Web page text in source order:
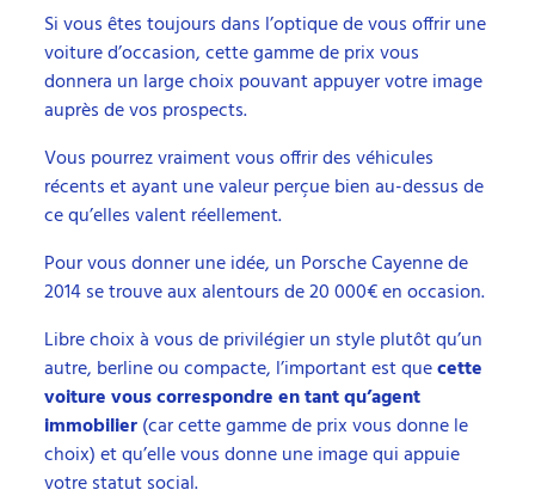
Si vous êtes toujours dans l’optique de vous offrir une
voiture d’occasion, cette gamme de prix vous
donnera un large choix pouvant appuyer votre image
auprès de vos prospects.
Vous pourrez vraiment vous offrir des véhicules
récents et ayant une valeur perçue bien au-dessus de
ce qu’elles valent réellement.
Pour vous donner une idée, un Porsche Cayenne de
2014 se trouve aux alentours de 20 000€ en occasion.
Libre choix à vous de privilégier un style plutôt qu’un
autre, berline ou compacte, l’important est quecette
voiture vous correspondre en tant qu’agent
immobilier(car cette gamme de prix vous donne le
choix) et qu’elle vous donne une image qui appuie
votre statut social.